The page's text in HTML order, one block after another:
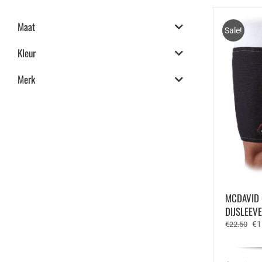
Maat
Kleur
Merk
Sale!
MCDAVID
€22.50 €